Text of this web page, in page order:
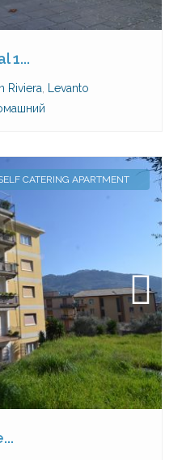
1...
Riviera
Levanto
CATERING APARTMENT